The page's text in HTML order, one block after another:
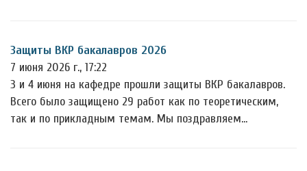
Защиты ВКР бакалавров 2026
7 июня 2026 г., 17:22
3 и 4 июня на кафедре прошли защиты ВКР бакалавров.
Всего было защищено 29 работ как по теоретическим,
так и по прикладным темам. Мы поздравляем…